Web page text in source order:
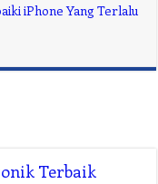
iPhone Yang Terlalu
Terbaik